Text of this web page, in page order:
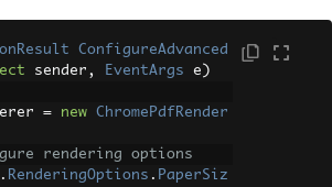
ConfigureAdvanced
sender , EventArgs e )
= new
ChromePdfRender
rendering options
. RenderingOptions . PaperSiz